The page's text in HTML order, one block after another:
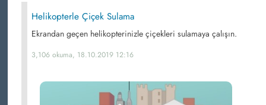
Helikopterle Çiçek Sulama
Ekrandan geçen helikopterinizle çiçekleri sulamaya çalışın.
3,106 okuma, 18.10.2019 12:16